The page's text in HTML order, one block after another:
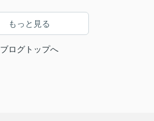
もっと見る
ブログトップへ